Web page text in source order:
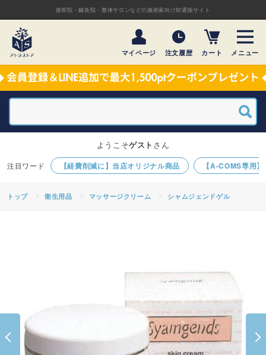
接骨院・鍼灸院・整体サロンなどの施術家向け卸通販サイト
マイページ 注文履歴 カート メニュー
【経費削減に】当店オリジナル商品 【A-COMS専用
ようこそゲスト さん
トップ 衛生用品 マッサージクリーム シャムジェンドゲル